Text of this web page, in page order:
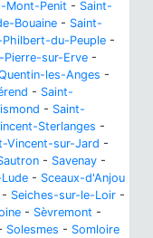
Mont-Penit - Saint-
Bouaine - Saint-
Philbert-du-Peuple -
Pierre-sur-Erve -
les-Anges -
- Saint-
- Saint-
Sterlanges -
Vincent-sur-Jard -
- Savenay -
- Sceaux-d'Anjou
- Seiches-sur-le-Loir -
- Sèvremont -
Solesmes - Somloire